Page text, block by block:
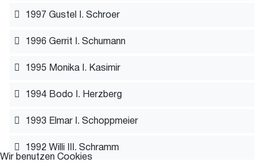
1997 Gustel I. Schroer
1996 Gerrit I. Schumann
1995 Monika I. Kasimir
1994 Bodo I. Herzberg
1993 Elmar I. Schoppmeier
1992 Willi III. Schramm
Wir benutzen Cookies